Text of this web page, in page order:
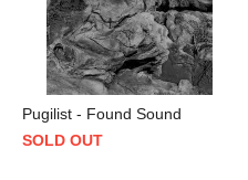
Pugilist - Found Sound
SOLD OUT